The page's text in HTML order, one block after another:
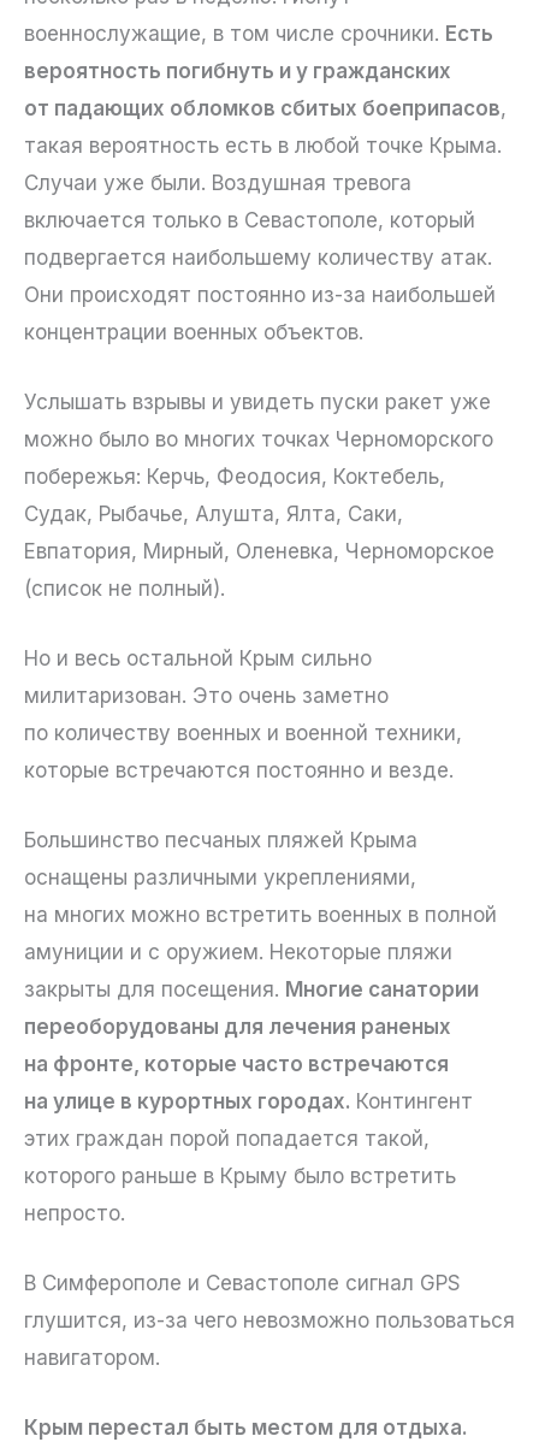
военнослужащие, в том числе срочники. Есть
вероятность погибнуть и у гражданских
от падающих обломков сбитых боеприпасов,
такая вероятность есть в любой точке Крыма.
Случаи уже были. Воздушная тревога
включается только в Севастополе, который
подвергается наибольшему количеству атак.
Они происходят постоянно из-за наибольшей
концентрации военных объектов.
Услышать взрывы и увидеть пуски ракет уже
можно было во многих точках Черноморского
побережья: Керчь, Феодосия, Коктебель,
Судак, Рыбачье, Алушта, Ялта, Саки,
Евпатория, Мирный, Оленевка, Черноморское
(список не полный).
Но и весь остальной Крым сильно
милитаризован. Это очень заметно
по количеству военных и военной техники,
которые встречаются постоянно и везде.
Большинство песчаных пляжей Крыма
оснащены различными укреплениями,
на многих можно встретить военных в полной
амуниции и с оружием. Некоторые пляжи
закрыты для посещения. Многие санатории
переоборудованы для лечения раненых
на фронте, которые часто встречаются
на улице в курортных городах. Контингент
этих граждан порой попадается такой,
которого раньше в Крыму было встретить
непросто.
В Симферополе и Севастополе сигнал GPS
глушится, из-за чего невозможно пользоваться
навигатором.
Крым перестал быть местом для отдыха.